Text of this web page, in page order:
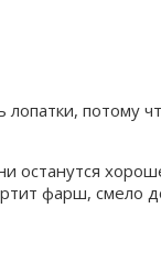
потому
фарш, смело